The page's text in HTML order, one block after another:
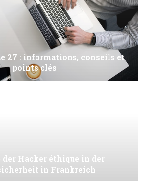
27 : informations, conseils et
points clés
der Hacker éthique in der
in Frankreich